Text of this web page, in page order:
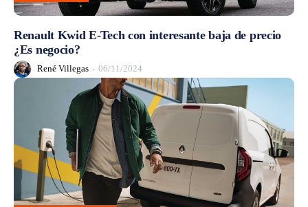
Renault Kwid E-Tech con interesante baja de precio
¿Es negocio?
René Villegas - 06/11/2024